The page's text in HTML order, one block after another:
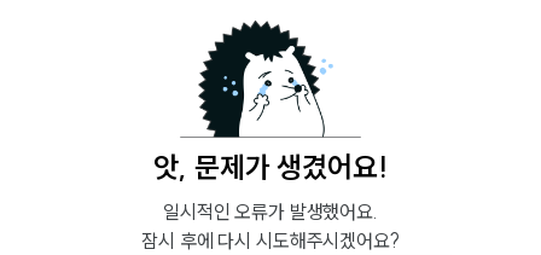
앗, 문제가 생겼어요!
일시적인 오류가 발생했어요.
잠시 후에 다시 시도해주시겠어요?